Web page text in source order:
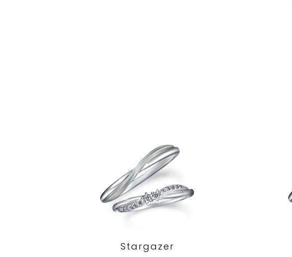
Stargazer